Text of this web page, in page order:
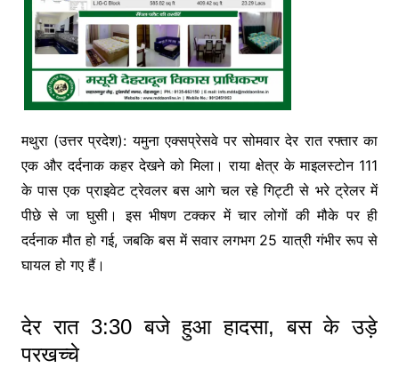
मथुरा (उत्तर प्रदेश): यमुना एक्सप्रेसवे पर सोमवार देर रात रफ्तार का
एक और दर्दनाक कहर देखने को मिला। राया क्षेत्र के माइलस्टोन 111
के पास एक प्राइवेट ट्रेवलर बस आगे चल रहे गिट्टी से भरे ट्रेलर में
पीछे से जा घुसी। इस भीषण टक्कर में चार लोगों की मौके पर ही
दर्दनाक मौत हो गई, जबकि बस में सवार लगभग 25 यात्री गंभीर रूप से
घायल हो गए हैं।
देर रात 3:30 बजे हुआ हादसा, बस के उड़े
परखच्चे